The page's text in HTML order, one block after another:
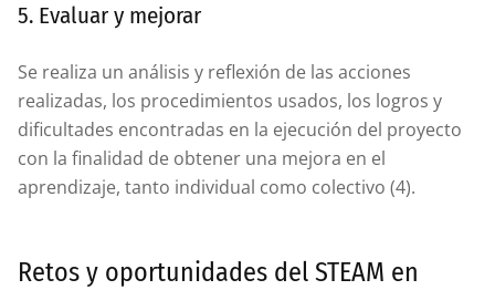
5. Evaluar y mejorar
Se realiza un análisis y reflexión de las acciones
realizadas, los procedimientos usados, los logros y
dificultades encontradas en la ejecución del proyecto
con la finalidad de obtener una mejora en el
aprendizaje, tanto individual como colectivo (4).
Retos y oportunidades del STEAM en